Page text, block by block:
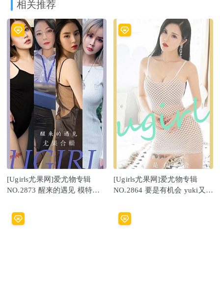
相关推荐
[Ugirls尤果网]爱尤物专辑
NO.2873 醒来的遇见 模特合
[Ugirls尤果网]爱尤物专辑
NO.2864 要是有机会 yuki又又